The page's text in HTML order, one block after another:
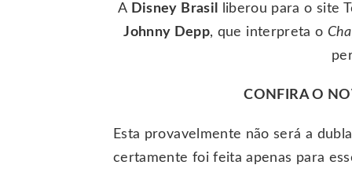
A Disney Brasil
liberou para o site
Johnny Depp, que interpreta o
CONFIRA O
Esta provavelmente não será a
certamente foi feita apenas para